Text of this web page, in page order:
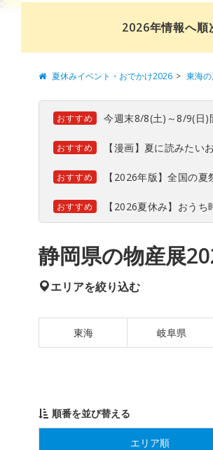
2026年情報へ順
夏休みイベント・おでかけ2026 東海
おすすめ 今週末8/8(土)～8/9(日)
おすすめ 【漫画】夏に読みたい
おすすめ 【2026年版】全国の
おすすめ 【2026夏休み】おう
静岡県の物産展
エリアを絞り込む
東海 岐阜県
順番を並び替える
エリア順